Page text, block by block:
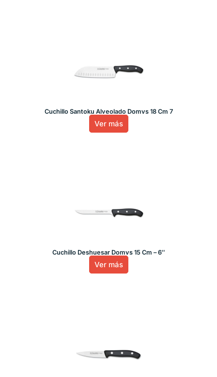
Cuchillo Santoku Alveolado Domvs 18 Cm 7
Ver más
Cuchillo Deshuesar Domvs 15 Cm – 6″
Ver más